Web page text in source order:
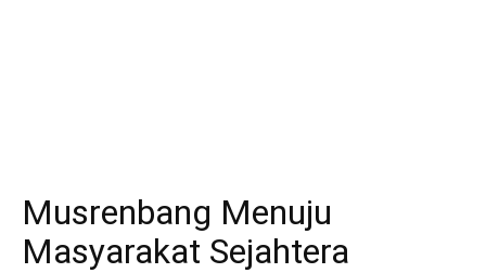
Musrenbang Menuju
Masyarakat Sejahtera